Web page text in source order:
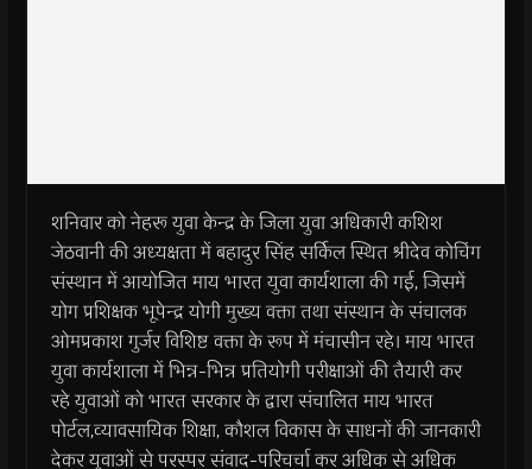
शनिवार को नेहरू युवा केन्द्र के जिला युवा अधिकारी कशिश
जेठवानी की अध्यक्षता में बहादुर सिंह सर्किल स्थित श्रीदेव कोचिंग
संस्थान में आयोजित माय भारत युवा कार्यशाला की गई, जिसमें
योग प्रशिक्षक भूपेन्द्र योगी मुख्य वक्ता तथा संस्थान के संचालक
ओमप्रकाश गुर्जर विशिष्ट वक्ता के रूप में मंचासीन रहे। माय भारत
युवा कार्यशाला में भिन्न-भिन्न प्रतियोगी परीक्षाओं की तैयारी कर
रहे युवाओं को भारत सरकार के द्वारा संचालित माय भारत
पोर्टल,व्यावसायिक शिक्षा, कौशल विकास के साधनों की जानकारी
देकर युवाओं से परस्पर संवाद-परिचर्चा कर अधिक से अधिक